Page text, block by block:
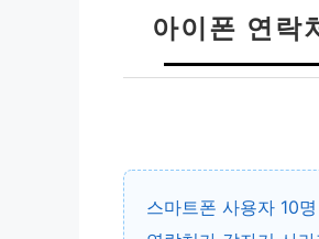
아이폰 연락
스마트폰 사용자 10